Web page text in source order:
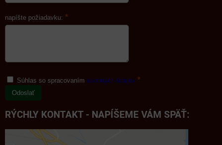
napíšte požiadavku: *
Súhlas so spracovaním osobných údajov *
Odoslať
RÝCHLY KONTAKT - NAPÍŠEME VÁM SPÄŤ: